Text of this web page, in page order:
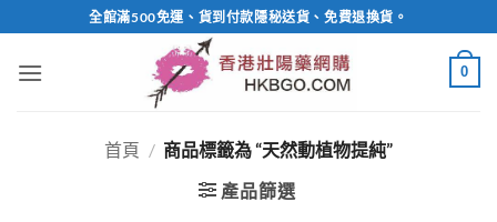
to
content
全館滿500免運、貨到付款隱秘送貨、免費退換貨。
0
首頁 / 商品標籤為 “天然動植物提純”
產品篩選